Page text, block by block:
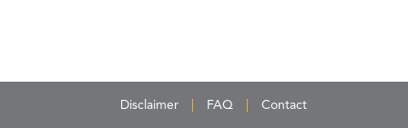
Disclaimer FAQ Contact